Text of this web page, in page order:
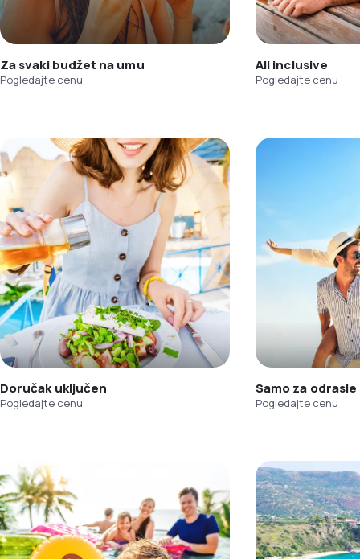
Za svaki budžet na umu
Pogledajte cenu
All inclusive
Pogledajte cenu
Doručak uključen
Pogledajte cenu
Samo za odrasle
Pogledajte cenu